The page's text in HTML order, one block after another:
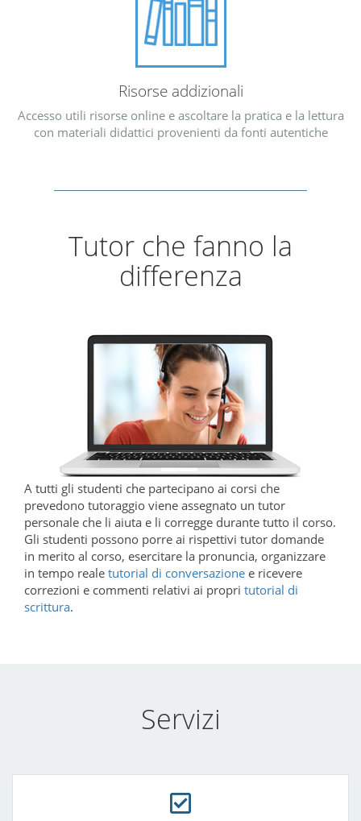
Risorse addizionali
Accesso utili risorse online e ascoltare la pratica e la lettura
con materiali didattici provenienti da fonti autentiche
Tutor che fanno la
differenza
A tutti gli studenti che partecipano ai corsi che
prevedono tutoraggio viene assegnato un tutor
personale che li aiuta e li corregge durante tutto il corso.
Gli studenti possono porre ai rispettivi tutor domande
in merito al corso, esercitare la pronuncia, organizzare
in tempo reale tutorial di conversazione e ricevere
correzioni e commenti relativi ai propri tutorial di
scrittura.
Servizi